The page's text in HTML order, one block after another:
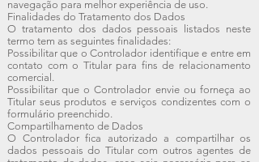
navegação para melhor experiência de uso.
Finalidades do Tratamento dos Dados
O tratamento dos dados pessoais listados neste
termo tem as seguintes finalidades:
Possibilitar que o Controlador identifique e entre em
contato com o Titular para fins de relacionamento
comercial.
Possibilitar que o Controlador envie ou forneça ao
Titular seus produtos e serviços condizentes com o
formulário preenchido.
Compartilhamento de Dados
O Controlador fica autorizado a compartilhar os
dados pessoais do Titular com outros agentes de